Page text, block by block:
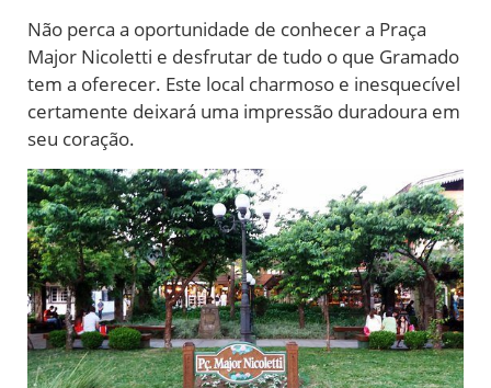
Não perca a oportunidade de conhecer a Praça
Major Nicoletti e desfrutar de tudo o que Gramado
tem a oferecer. Este local charmoso e inesquecível
certamente deixará uma impressão duradoura em
seu coração.